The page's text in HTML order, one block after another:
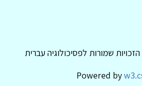
Powered by